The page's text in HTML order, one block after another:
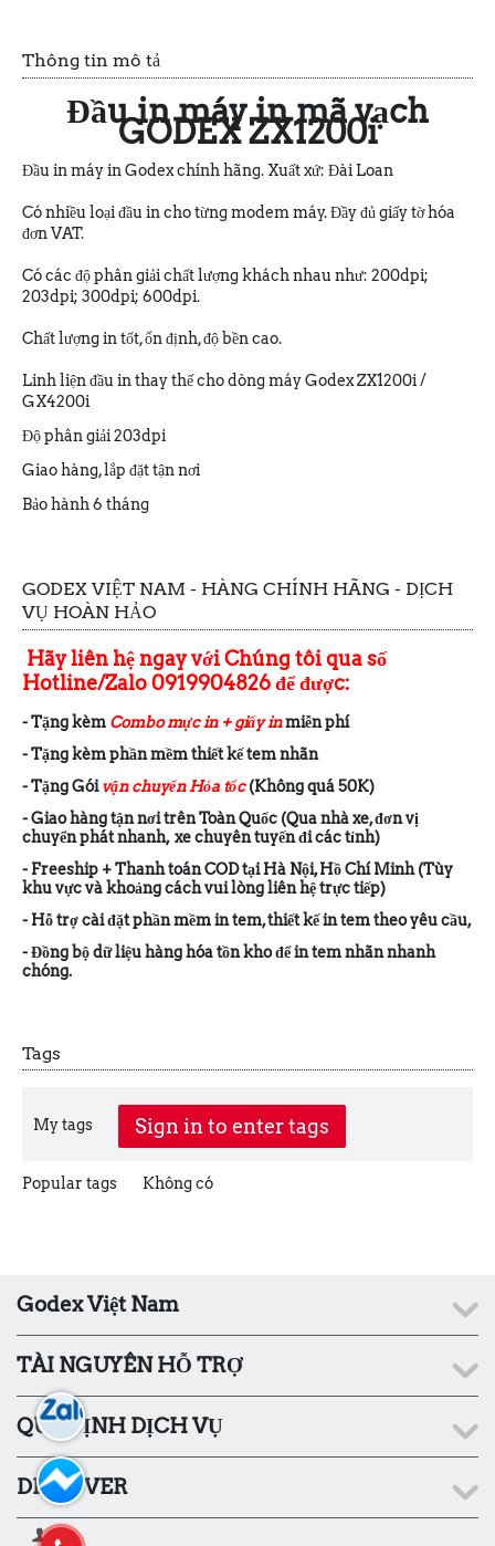
Thông tin mô tả
Đầu in máy in mã vạch
GODEX ZX1200i
Đầu in máy in Godex chính hãng. Xuất xứ: Đài Loan
Có nhiều loại đầu in cho từng modem máy. Đầy đủ giấy tờ hóa
đơn VAT.
Có các độ phân giải chất lượng khách nhau như: 200dpi;
203dpi; 300dpi; 600dpi.
Chất lượng in tốt, ổn định, độ bền cao.
Linh liện đầu in thay thế cho dòng máy Godex ZX1200i /
GX4200i
Độ phân giải 203dpi
Giao hàng, lắp đặt tận nơi
Bảo hành 6 tháng
GODEX VIỆT NAM - HÀNG CHÍNH HÃNG - DỊCH
VỤ HOÀN HẢO
Hãy liên hệ ngay với Chúng tôi qua số
Hotline/Zalo 0919904826 để được:
- Tặng kèm Combo mực in + giấy inmiễn phí
- Tặng kèm phần mềm thiết kế tem nhãn
- Tặng Góivận chuyển Hỏa tốc(Không quá 50K)
- Giao hàng tận nơi trên Toàn Quốc (Qua nhà xe, đơn vị
chuyển phát nhanh, xe chuyên tuyến đi các tỉnh)
- Freeship + Thanh toán COD tại Hà Nội, Hồ Chí Minh (Tùy
khu vực và khoảng cách vui lòng liên hệ trực tiếp)
- Hỗ trợ cài đặt phần mềm in tem, thiết kế in tem theo yêu cầu,
- Đồng bộ dữ liệu hàng hóa tồn kho để in tem nhãn nhanh
chóng.
Tags
My tags Sign in to enter tags
Popular tags Không có
Godex Việt Nam
TÀI NGUYÊN HỖ TRỢ
QUY ĐỊNH DỊCH VỤ
DISCOVER